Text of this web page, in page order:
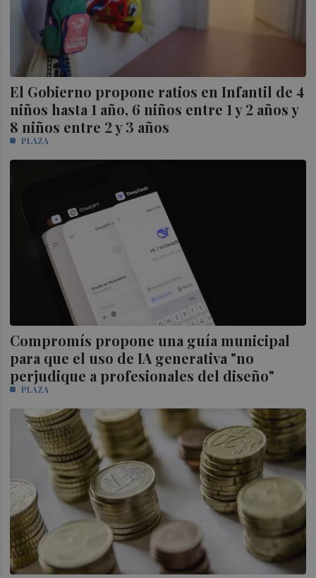
El Gobierno propone ratios en Infantil de 4
niños hasta 1 año, 6 niños entre 1 y 2 años y
8 niños entre 2 y 3 años
PLAZA
Compromís propone una guía municipal
para que el uso de IA generativa "no
perjudique a profesionales del diseño"
PLAZA